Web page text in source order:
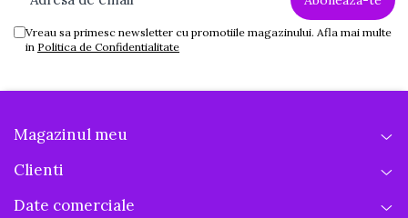
Vreau sa primesc newsletter cu promotiile magazinului. Afla mai multe
in Politica de Confidentialitate
Magazinul meu
Clienti
Date comerciale